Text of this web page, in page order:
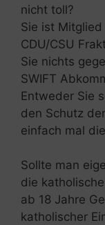
nicht toll?
Sie ist
CDU/CSU
Sie nichts
SWIFT
Entweder Sie
den Schutz
einfach mal
Sollte man
die
ab 18 Jahre
katholischer